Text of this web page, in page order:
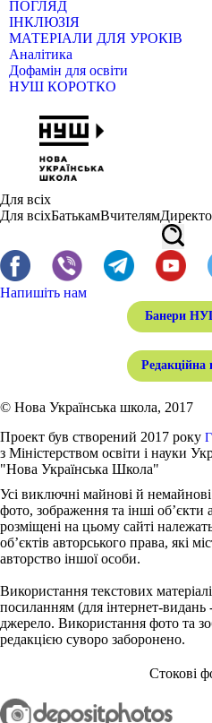
ПОГЛЯД
ІНКЛЮЗІЯ
МАТЕРІАЛИ ДЛЯ УРОКІВ
Аналітика
Дофамін для освіти
НУШ КОРОТКО
Для всіх
Для всіхБатькамВчителям
Напишіть нам
Банери
Редакційна
© Нова Українська школа, 2017
Проект був створений 2017 року
з Міністерством освіти і науки
"Нова Українська Школа"
Усі виключні майнові й
фото, зображення та інші об’єкти
розміщені на цьому сайті
об’єктів авторського права, які
авторство іншої особи.
Використання текстових
посиланням (для інтернет-видань
джерело. Використання фото та
редакцією суворо заборонено.
Стокові